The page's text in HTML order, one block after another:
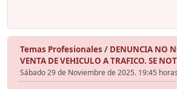
Temas Profesionales / DENUNCIA NO
VENTA DE VEHICULO A TRAFICO. SE
Sábado 29 de Noviembre de 2025. 19:45